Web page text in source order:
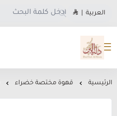
العربية
متجر دلة البن
الرئيسية قهوة مختصة خضراء